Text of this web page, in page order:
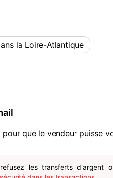
la Loire-Atlantique
que le vendeur puisse
les transferts d'argent